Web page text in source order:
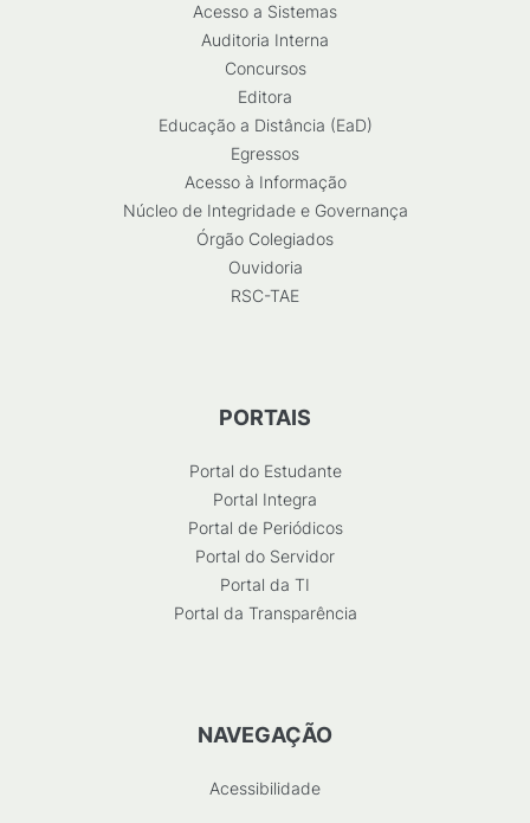
Acesso a Sistemas
Auditoria Interna
Concursos
Editora
Educação a Distância (EaD)
Egressos
Acesso à Informação
Núcleo de Integridade e Governança
Órgão Colegiados
Ouvidoria
RSC-TAE
PORTAIS
Portal do Estudante
Portal Integra
Portal de Periódicos
Portal do Servidor
Portal da TI
Portal da Transparência
NAVEGAÇÃO
Acessibilidade